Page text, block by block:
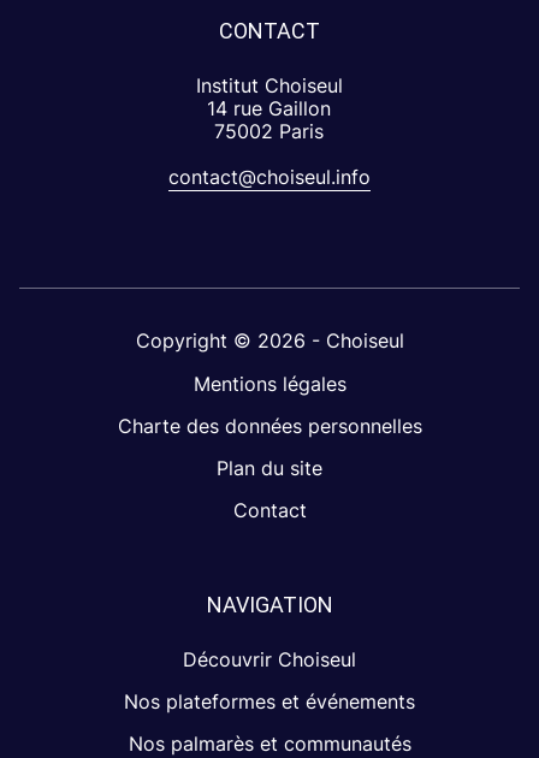
CONTACT
Institut Choiseul
14 rue Gaillon
75002 Paris
contact@choiseul.info
Copyright © 2026 - Choiseul
Mentions légales
Charte des données personnelles
Plan du site
Contact
NAVIGATION
Découvrir Choiseul
Nos plateformes et événements
Nos palmarès et communautés